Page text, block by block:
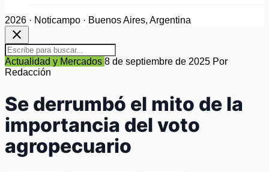
2026 · Noticampo · Buenos Aires, Argentina
close
Actualidad y Mercados 8 de septiembre de 2025 Por
Redacción
Se derrumbó el mito de la
importancia del voto
agropecuario